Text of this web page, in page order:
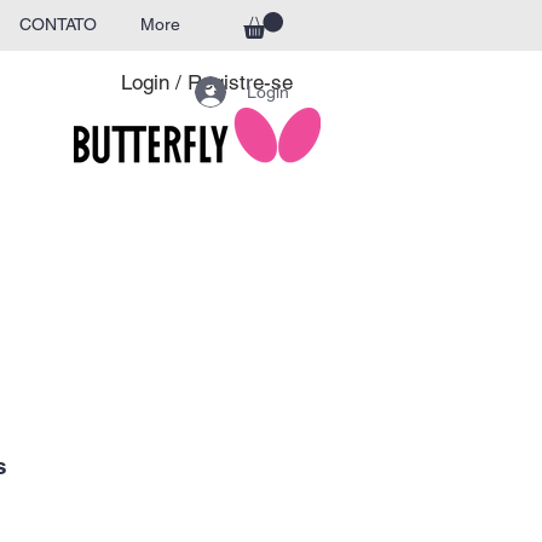
CONTATO More
Login / Registre-se
Login